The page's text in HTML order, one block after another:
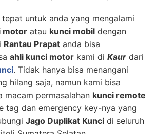
tepat untuk anda yang mengalami
motor atau kunci mobil dengan
Rantau Prapat anda bisa
ahli kunci motor kami di Kaur dari
. Tidak hanya bisa menangani
hilang saja, namun kami bisa
macam permasalahan kunci remote
tag dan emergency key-nya yang
Jago Duplikat Kunci di seluruh